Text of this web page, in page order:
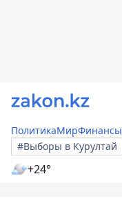
ПолитикаМирФинансы
#Выборы в Курултай
+24°